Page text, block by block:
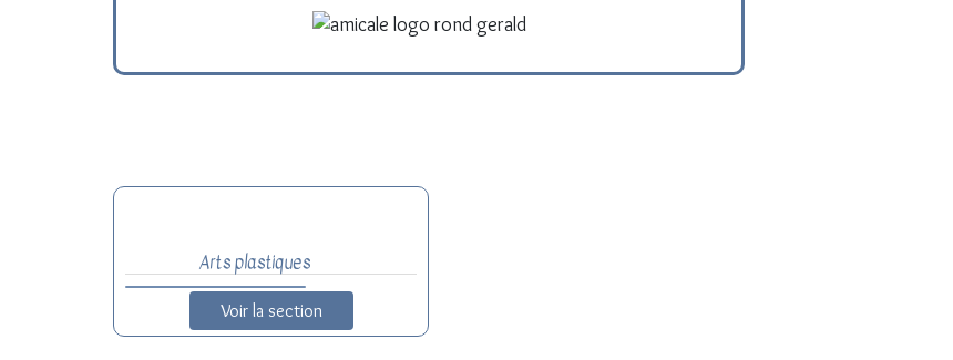
Arts plastiques
Voir la section